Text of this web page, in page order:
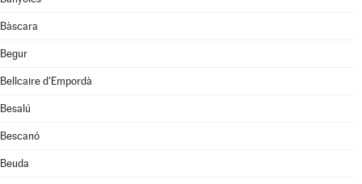
Bàscara
Begur
Bellcaire d'Empordà
Besalú
Bescanó
Beuda